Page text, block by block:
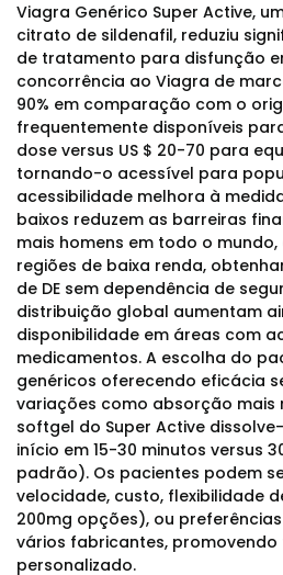
Viagra Genérico Super Active,
citrato de sildenafil, reduziu
de tratamento para disfunção
concorrência ao Viagra de
90% em comparação com o
frequentemente disponíveis
dose versus US $ 20-70 para
tornando-o acessível para
acessibilidade melhora à
baixos reduzem as barreiras
mais homens em todo o
regiões de baixa renda,
de DE sem dependência de
distribuição global aumentam
disponibilidade em áreas com
medicamentos. A escolha do
genéricos oferecendo eficácia
variações como absorção
softgel do Super Active
início em 15-30 minutos versus
padrão). Os pacientes podem
velocidade, custo, flexibilidade
200mg opções), ou
vários fabricantes,
personalizado.